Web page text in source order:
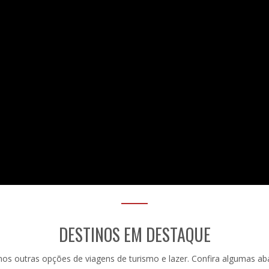
DESTINOS EM DESTAQUE
outras opções de viagens de turismo e lazer. Confira algumas